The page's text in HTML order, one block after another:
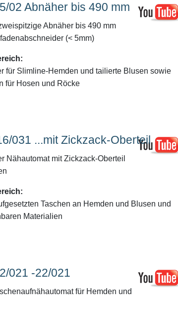
02 Abnäher bis 490 mm
Abnäher bis 490 mm
(< 5mm)
für Slimline-Hemden und tailierte Blusen sowie
für Hosen und Röcke
031 ...mit Zickzack-Oberteil
Nähautomat mit Zickzack-Oberteil
Taschen an Hemden und Blusen und
Materialien
021 -22/021
für Hemden und